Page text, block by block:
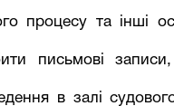
процесу та інші
письмові
в залі